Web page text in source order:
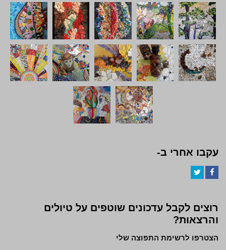
עקבו אחרי ב-
רוצים לקבל עדכונים שוטפים על טיולים
והרצאות?
הצטרפו לרשימת התפוצה שלי